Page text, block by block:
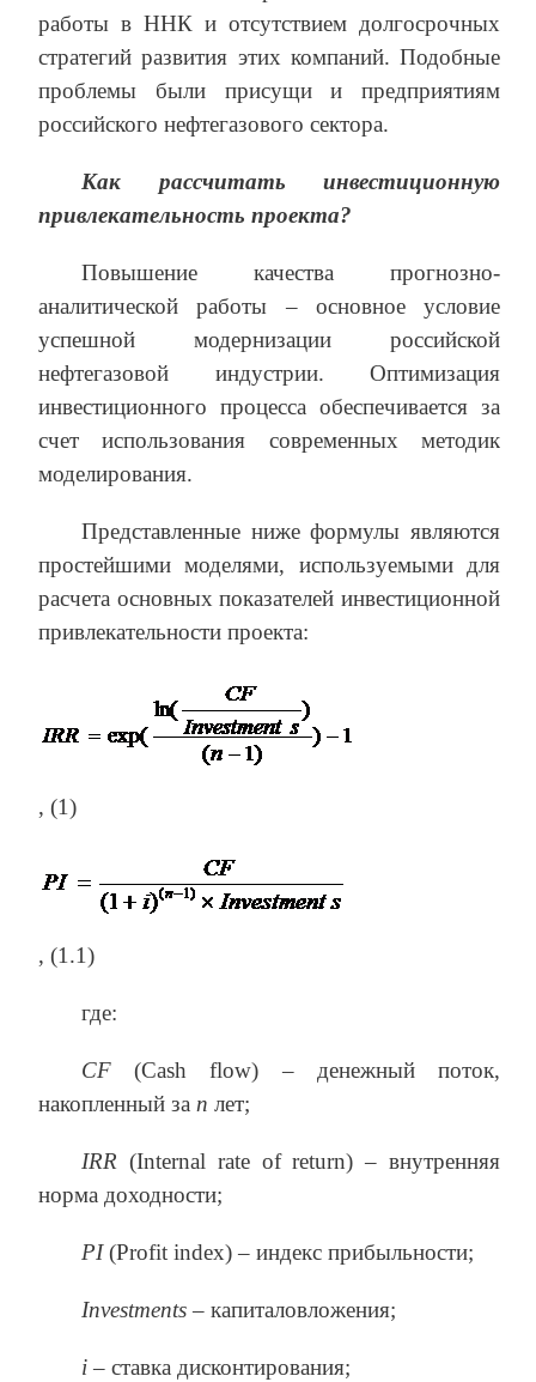
работы в ННК и отсутствием долгосрочных
стратегий развития этих компаний. Подобные
проблемы были присущи и предприятиям
российского нефтегазового сектора.
Как рассчитать инвестиционную
привлекательность проекта?
Повышение качества прогнозно-
аналитической работы – основное условие
успешной модернизации российской
нефтегазовой индустрии. Оптимизация
инвестиционного процесса обеспечивается за
счет использования современных методик
моделирования.
Представленные ниже формулы являются
простейшими моделями, используемыми для
расчета основных показателей инвестиционной
привлекательности проекта:
, (1)
, (1.1)
где:
CF (Cash flow) – денежный поток,
накопленный за n лет;
IRR (Internal rate of return) – внутренняя
норма доходности;
PI(Profit index) – индекс прибыльности;
Investments– капиталовложения;
i– ставка дисконтирования;